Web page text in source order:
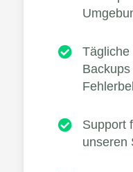

Tägliche
Backups

Support
unseren